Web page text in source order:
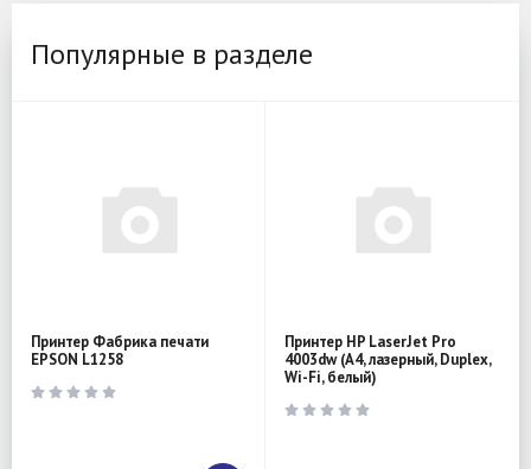
Популярные в разделе
Принтер Фабрика печати
EPSON L1258
Принтер HP LaserJet Pro
4003dw (A4, лазерный, Duplex,
Wi-Fi, белый)